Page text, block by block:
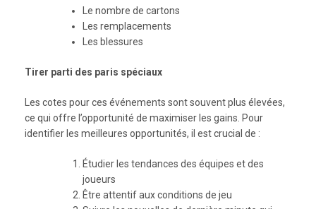
Le nombre de cartons
Les remplacements
Les blessures
Tirer parti des paris spéciaux
Les cotes pour ces événements sont souvent plus élevées,
ce qui offre l’opportunité de maximiser les gains. Pour
identifier les meilleures opportunités, il est crucial de :
Étudier les tendances des équipes et des
joueurs
Être attentif aux conditions de jeu